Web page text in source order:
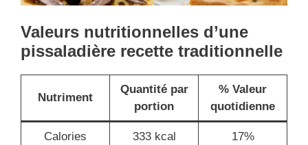
Valeurs nutritionnelles d’une
pissaladière recette traditionnelle
Nutriment
Quantité par
portion
% Valeur
quotidienne
Calories 333 kcal 17%